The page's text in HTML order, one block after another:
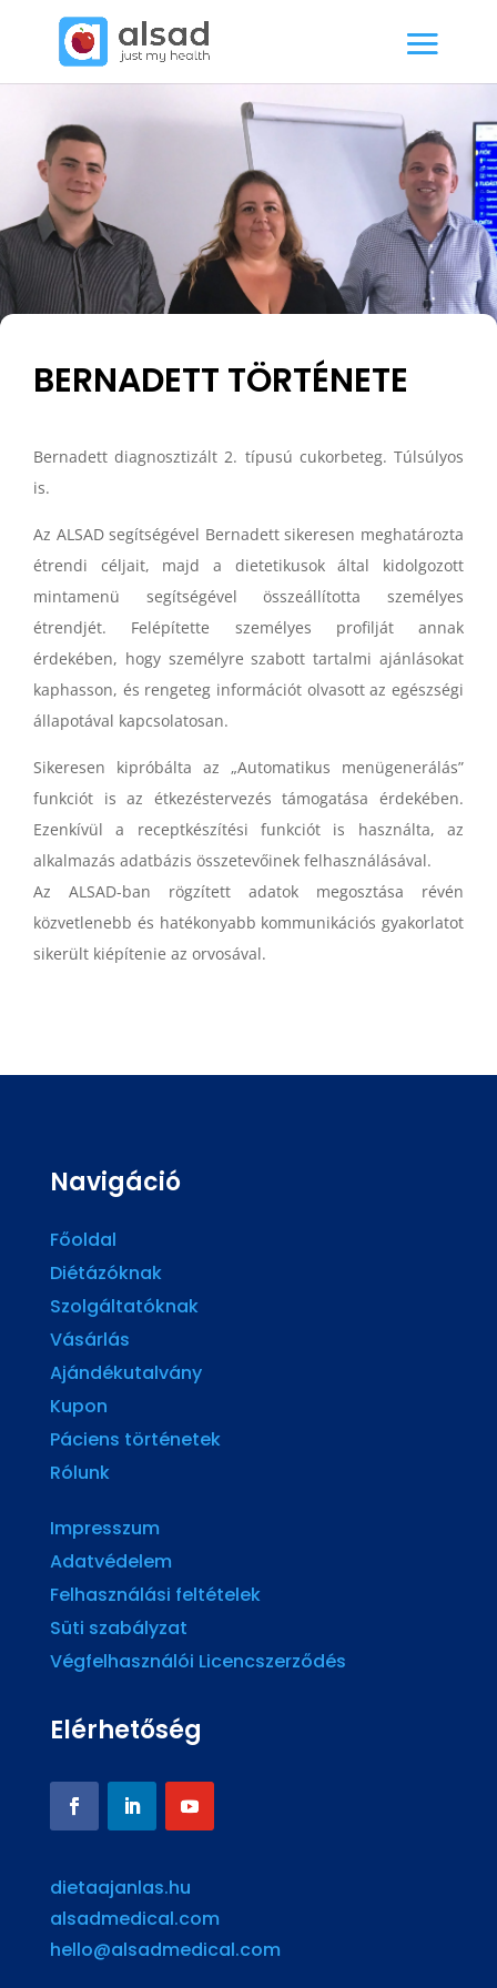
BERNADETT TÖRTÉNETE
Bernadett diagnosztizált 2. típusú cukorbeteg. Túlsúlyos
is.
Az ALSAD segítségével Bernadett sikeresen meghatározta
étrendi céljait, majd a dietetikusok által kidolgozott
mintamenü segítségével összeállította személyes
étrendjét. Felépítette személyes profilját annak
érdekében, hogy személyre szabott tartalmi ajánlásokat
kaphasson, és rengeteg információt olvasott az egészségi
állapotával kapcsolatosan.
Sikeresen kipróbálta az „Automatikus menügenerálás”
funkciót is az étkezéstervezés támogatása érdekében.
Ezenkívül a receptkészítési funkciót is használta, az
alkalmazás adatbázis összetevőinek felhasználásával.
Az ALSAD-ban rögzített adatok megosztása révén
közvetlenebb és hatékonyabb kommunikációs gyakorlatot
sikerült kiépítenie az orvosával.
Navigáció
Főoldal
Diétázóknak
Szolgáltatóknak
Vásárlás
Ajándékutalvány
Kupon
Páciens történetek
Rólunk
Impresszum
Adatvédelem
Felhasználási feltételek
Süti szabályzat
Végfelhasználói Licencszerződés
Elérhetőség
dietaajanlas.hu
alsadmedical.com
hello@alsadmedical.com